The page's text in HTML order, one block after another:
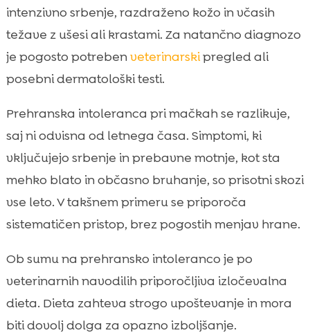
intenzivno srbenje, razdraženo kožo in včasih
težave z ušesi ali krastami. Za natančno diagnozo
je pogosto potrebenveterinarskipregled ali
posebni dermatološki testi.
Prehranska intoleranca pri mačkah se razlikuje,
saj ni odvisna od letnega časa. Simptomi, ki
vključujejo srbenje in prebavne motnje, kot sta
mehko blato in občasno bruhanje, so prisotni skozi
vse leto. V takšnem primeru se priporoča
sistematičen pristop, brez pogostih menjav hrane.
Ob sumu na prehransko intoleranco je po
veterinarnih navodilih priporočljiva izločevalna
dieta. Dieta zahteva strogo upoštevanje in mora
biti dovolj dolga za opazno izboljšanje.